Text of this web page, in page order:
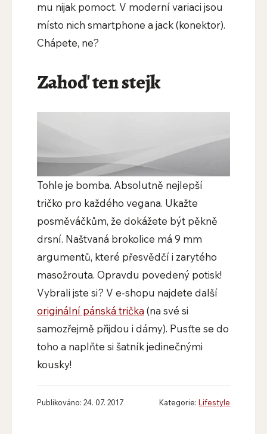
mu nijak pomoct. V moderní variaci jsou
místo nich smartphone a jack (konektor).
Chápete, ne?
Zahoď ten stejk
Tohle je bomba. Absolutně nejlepší
tričko pro každého vegana. Ukažte
posměváčkům, že dokážete být pěkně
drsní. Naštvaná brokolice má 9 mm
argumentů, které přesvědčí i zarytého
masožrouta. Opravdu povedený potisk!
Vybrali jste si? V e-shopu najdete další
originální pánská trička (na své si
samozřejmě přijdou i dámy). Pusťte se do
toho a naplňte si šatník jedinečnými
kousky!
Publikováno: 24. 07. 2017 Kategorie:Lifestyle